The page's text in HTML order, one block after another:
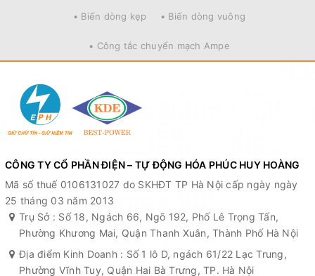
• Biến dòng kẹp • Biến dòng vuông
• Công tắc chuyển mạch Ampe
CÔNG TY CỔ PHẦN ĐIỆN – TỰ ĐỘNG HÓA PHÚC HUY HOÀNG
Mã số thuế 0106131027 do SKHĐT TP Hà Nội cấp ngày ngày
25 tháng 03 năm 2013
Trụ Sở : Số 18, Ngách 66, Ngõ 192, Phố Lê Trọng Tấn,
Phường Khương Mai, Quận Thanh Xuân, Thành Phố Hà Nội
Địa điểm Kinh Doanh : Số 1 lô D, ngách 61/22 Lạc Trung,
Phường Vĩnh Tuy, Quận Hai Bà Trưng, TP. Hà Nội